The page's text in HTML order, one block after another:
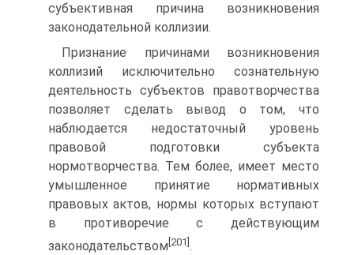
субъективная причина возникновения
законодательной коллизии.
Признание причинами возникновения
коллизий исключительно сознательную
деятельность субъектов правотворчества
позволяет сделать вывод о том, что
наблюдается недостаточный уровень
правовой подготовки субъекта
нормотворчества. Тем более, имеет место
умышленное принятие нормативных
правовых актов, нормы которых вступают
в противоречие с действующим
законодательством [201] .